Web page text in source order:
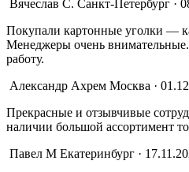
Вячеслав С. Санкт-Петербург ·
Покупали картонные уголки —
Менеджеры очень
работу.
Александр Ахрем Москва ·
Прекрасные и отзывчивые
наличии большой ассортимент
Павел М Екатеринбург ·